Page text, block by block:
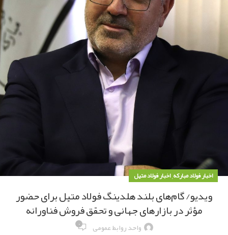
اخبار فولاد مبارکه,اخبار فولاد متیل
ویدیو/ گام‌های بلند هلدینگ فولاد متیل برای حضور
مؤثر در بازارهای جهانی و تحقق فروش فناورانه
واحد روابط عمومی ۰